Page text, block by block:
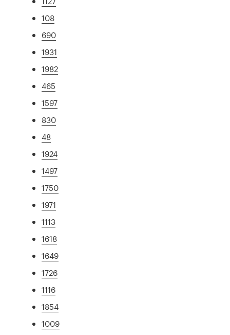
108
690
1931
1982
465
1597
830
48
1924
1497
1750
1971
1113
1618
1649
1726
1116
1854
1009